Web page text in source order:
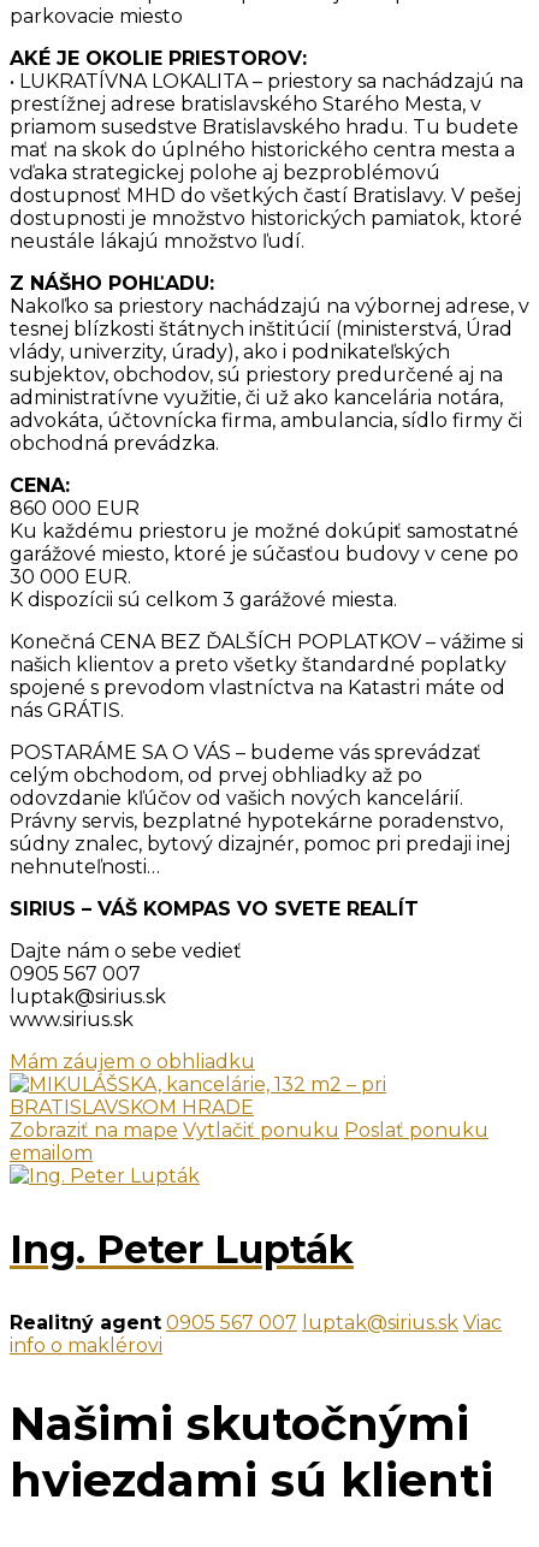
parkovacie miesto
AKÉ JE OKOLIE PRIESTOROV:
• LUKRATÍVNA LOKALITA – priestory sa nachádzajú na
prestížnej adrese bratislavského Starého Mesta, v
priamom susedstve Bratislavského hradu. Tu budete
mať na skok do úplného historického centra mesta a
vďaka strategickej polohe aj bezproblémovú
dostupnosť MHD do všetkých častí Bratislavy. V pešej
dostupnosti je množstvo historických pamiatok, ktoré
neustále lákajú množstvo ľudí.
Z NÁŠHO POHĽADU:
Nakoľko sa priestory nachádzajú na výbornej adrese, v
tesnej blízkosti štátnych inštitúcií (ministerstvá, Úrad
vlády, univerzity, úrady), ako i podnikateľských
subjektov, obchodov, sú priestory predurčené aj na
administratívne využitie, či už ako kancelária notára,
advokáta, účtovnícka firma, ambulancia, sídlo firmy či
obchodná prevádzka.
CENA:
860 000 EUR
Ku každému priestoru je možné dokúpiť samostatné
garážové miesto, ktoré je súčasťou budovy v cene po
30 000 EUR.
K dispozícii sú celkom 3 garážové miesta.
Konečná CENA BEZ ĎALŠÍCH POPLATKOV – vážime si
našich klientov a preto všetky štandardné poplatky
spojené s prevodom vlastníctva na Katastri máte od
nás GRÁTIS.
POSTARÁME SA O VÁS – budeme vás sprevádzať
celým obchodom, od prvej obhliadky až po
odovzdanie kľúčov od vašich nových kancelárií.
Právny servis, bezplatné hypotekárne poradenstvo,
súdny znalec, bytový dizajnér, pomoc pri predaji inej
nehnuteľnosti…
SIRIUS – VÁŠ KOMPAS VO SVETE REALÍT
Dajte nám o sebe vedieť
0905 567 007
luptak@sirius.sk
www.sirius.sk
Mám záujem o obhliadku
Zobraziť na mape Vytlačiť ponuku Poslať ponuku
emailom
Ing. Peter Lupták
Realitný agent 0905 567 007 luptak@sirius.sk Viac
info o maklérovi
Našimi skutočnými
hviezdami sú klienti